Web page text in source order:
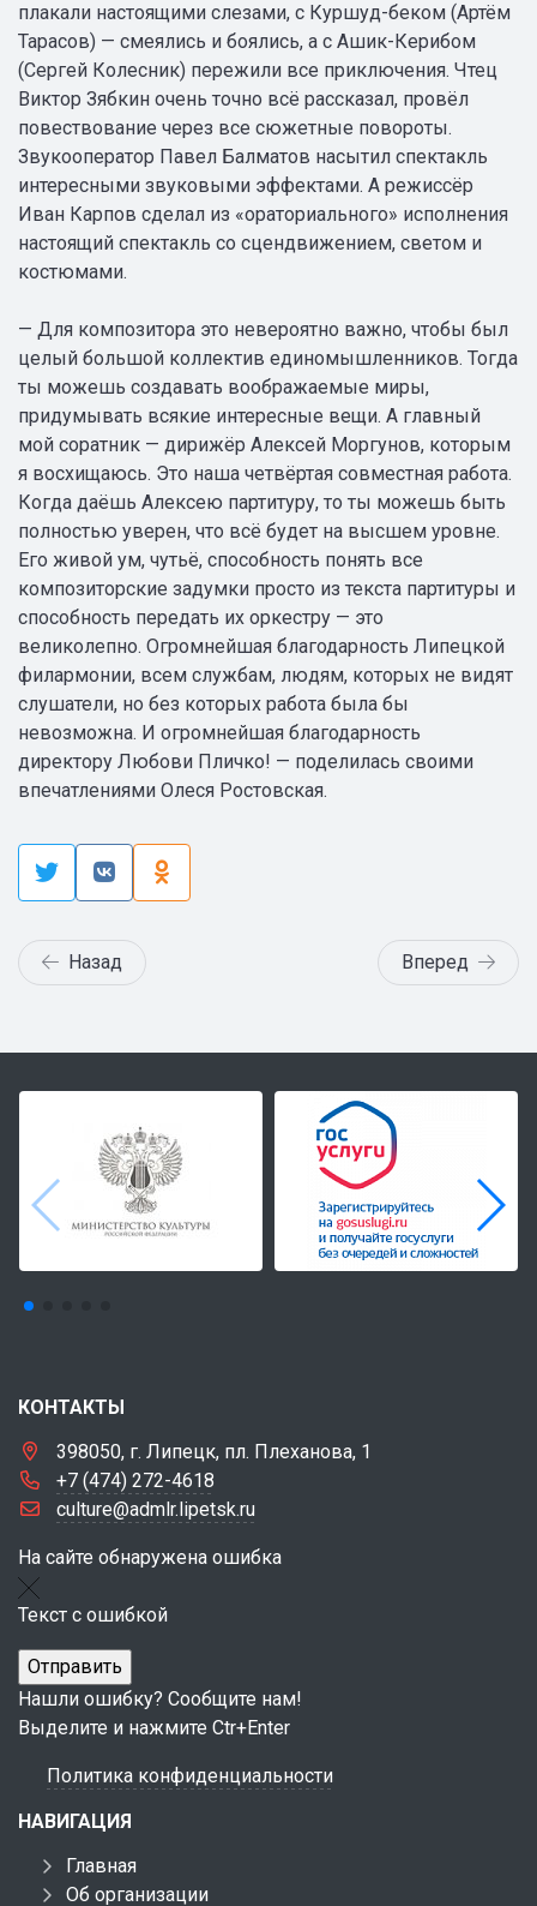
плакали настоящими слезами, с Куршуд-беком (Артём
Тарасов) — смеялись и боялись, а с Ашик-Керибом
(Сергей Колесник) пережили все приключения. Чтец
Виктор Зябкин очень точно всё рассказал, провёл
повествование через все сюжетные повороты.
Звукооператор Павел Балматов насытил спектакль
интересными звуковыми эффектами. А режиссёр
Иван Карпов сделал из «ораториального» исполнения
настоящий спектакль со сцендвижением, светом и
костюмами.
— Для композитора это невероятно важно, чтобы был
целый большой коллектив единомышленников. Тогда
ты можешь создавать воображаемые миры,
придумывать всякие интересные вещи. А главный
мой соратник — дирижёр Алексей Моргунов, которым
я восхищаюсь. Это наша четвёртая совместная работа.
Когда даёшь Алексею партитуру, то ты можешь быть
полностью уверен, что всё будет на высшем уровне.
Его живой ум, чутьё, способность понять все
композиторские задумки просто из текста партитуры и
способность передать их оркестру — это
великолепно. Огромнейшая благодарность Липецкой
филармонии, всем службам, людям, которых не видят
слушатели, но без которых работа была бы
невозможна. И огромнейшая благодарность
директору Любови Пличко! — поделилась своими
впечатлениями Олеся Ростовская.
Назад Вперед
КОНТАКТЫ
398050, г. Липецк, пл. Плеханова, 1
+7 (474) 272-4618
culture@admlr.lipetsk.ru
На сайте обнаружена ошибка
Текст с ошибкой
Нашли ошибку? Сообщите нам!
Выделите и нажмите Ctr+Enter
Политика конфиденциальности
НАВИГАЦИЯ
Главная
Об организации